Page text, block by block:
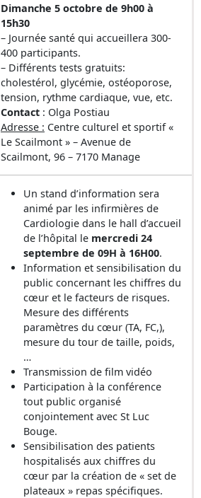
Dimanche 5 octobre de 9h00 à
15h30
– Journée santé qui accueillera 300-
400 participants.
– Différents tests gratuits:
cholestérol, glycémie, ostéoporose,
tension, rythme cardiaque, vue, etc.
Contact : Olga Postiau
Adresse : Centre culturel et sportif «
Le Scailmont » – Avenue de
Scailmont, 96 – 7170 Manage
Un stand d’information sera
animé par les infirmières de
Cardiologie dans le hall d’accueil
de l’hôpital le mercredi 24
septembre de 09H à 16H00.
Information et sensibilisation du
public concernant les chiffres du
cœur et le facteurs de risques.
Mesure des différents
paramètres du cœur (TA, FC,),
mesure du tour de taille, poids,
…
Transmission de film vidéo
Participation à la conférence
tout public organisé
conjointement avec St Luc
Bouge.
Sensibilisation des patients
hospitalisés aux chiffres du
cœur par la création de « set de
plateaux » repas spécifiques.